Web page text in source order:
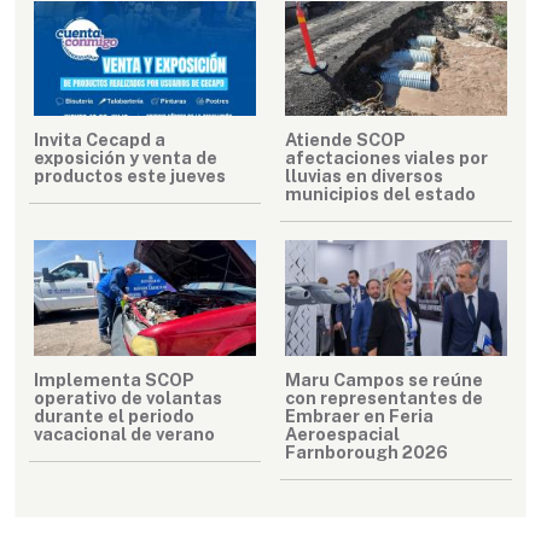
Invita Cecapd a
exposición y venta de
productos este jueves
Atiende SCOP
afectaciones viales por
lluvias en diversos
municipios del estado
Implementa SCOP
operativo de volantas
durante el periodo
vacacional de verano
Maru Campos se reúne
con representantes de
Embraer en Feria
Aeroespacial
Farnborough 2026